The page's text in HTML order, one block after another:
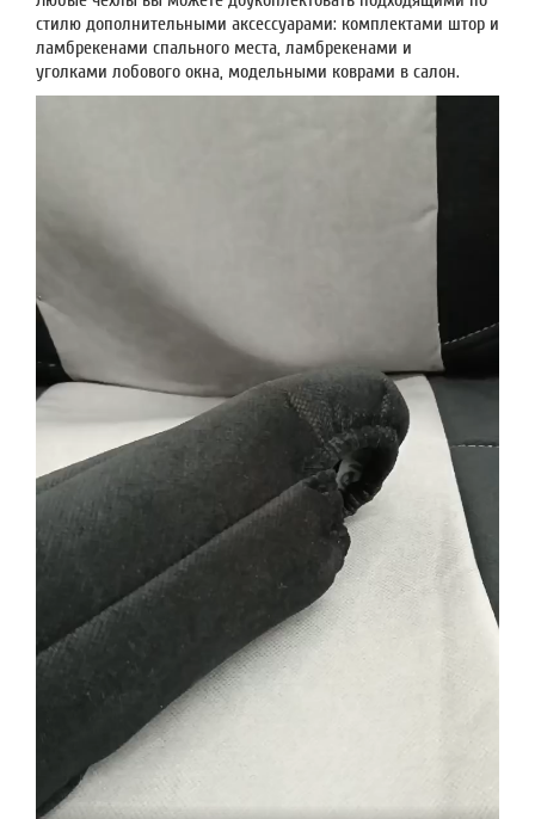
стилю дополнительными аксессуарами: комплектами штор и
ламбрекенами спального места, ламбрекенами и
уголками лобового окна, модельными коврами в салон.